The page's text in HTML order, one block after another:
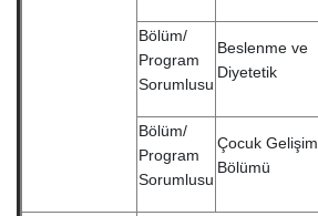
Bölüm/
Program
Sorumlusu
Beslenme ve
Diyetetik
Bölüm/
Program
Sorumlusu
Çocuk Gelişim
Bölümü